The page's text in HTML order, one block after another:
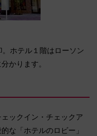
ホテル１階はローソン
かります。
ックイン・チェックア
な「ホテルのロビー」